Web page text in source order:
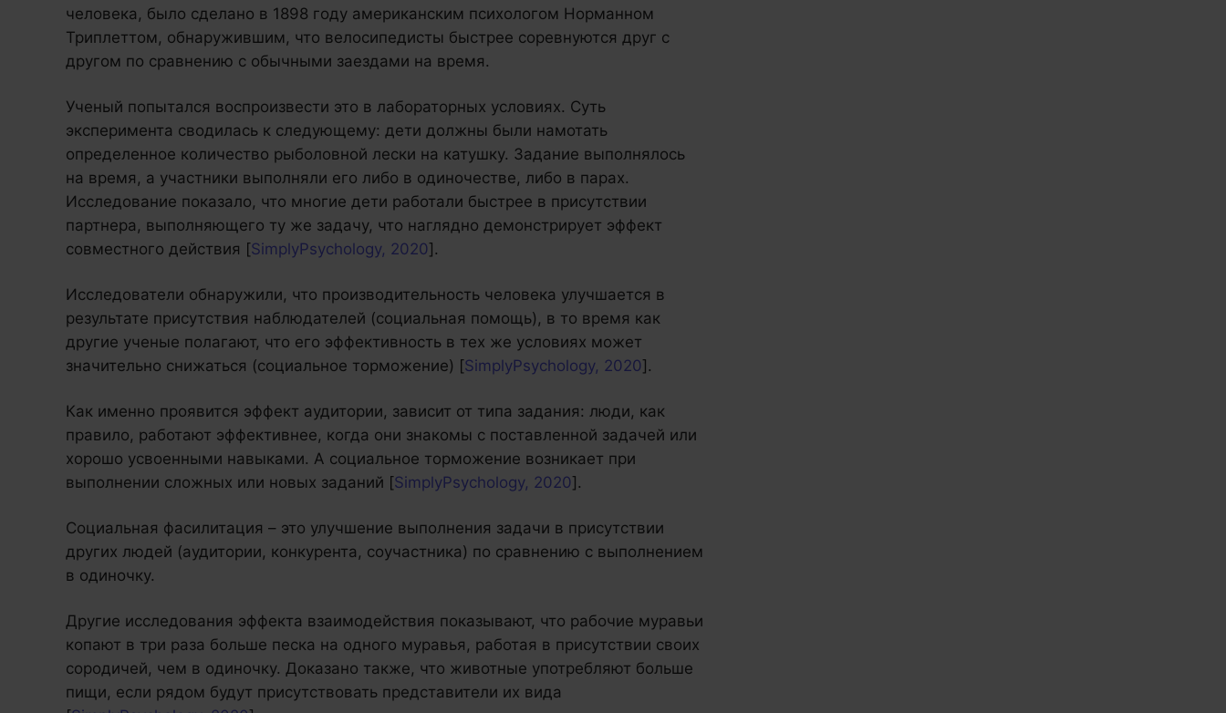
человека, было сделано в 1898 году американским психологом Норманном
Триплеттом, обнаружившим, что велосипедисты быстрее соревнуются друг с
другом по сравнению с обычными заездами на время.
Ученый попытался воспроизвести это в лабораторных условиях. Суть
эксперимента сводилась к следующему: дети должны были намотать
определенное количество рыболовной лески на катушку. Задание выполнялось
на время, а участники выполняли его либо в одиночестве, либо в парах.
Исследование показало, что многие дети работали быстрее в присутствии
партнера, выполняющего ту же задачу, что наглядно демонстрирует эффект
совместного действия [SimplyPsychology, 2020].
Исследователи обнаружили, что производительность человека улучшается в
результате присутствия наблюдателей (социальная помощь), в то время как
другие ученые полагают, что его эффективность в тех же условиях может
значительно снижаться (социальное торможение) [SimplyPsychology, 2020].
Как именно проявится эффект аудитории, зависит от типа задания: люди, как
правило, работают эффективнее, когда они знакомы с поставленной задачей или
хорошо усвоенными навыками. А социальное торможение возникает при
выполнении сложных или новых заданий [SimplyPsychology, 2020].
Социальная фасилитация – это улучшение выполнения задачи в присутствии
других людей (аудитории, конкурента, соучастника) по сравнению с выполнением
в одиночку.
Другие исследования эффекта взаимодействия показывают, что рабочие муравьи
копают в три раза больше песка на одного муравья, работая в присутствии своих
сородичей, чем в одиночку. Доказано также, что животные употребляют больше
пищи, если рядом будут присутствовать представители их вида